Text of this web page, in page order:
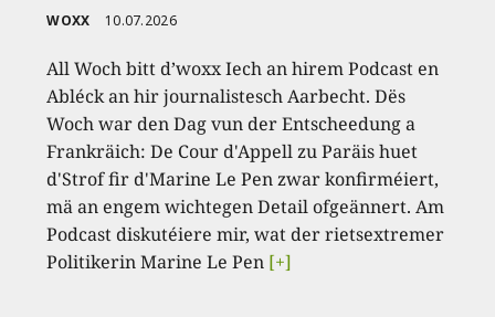
WOXX 10.07.2026
All Woch bitt d’woxx Iech an hirem Podcast en
Abléck an hir journalistesch Aarbecht. Dës
Woch war den Dag vun der Entscheedung a
Frankräich: De Cour d'Appell zu Paräis huet
d'Strof fir d'Marine Le Pen zwar konfirméiert,
mä an engem wichtegen Detail ofgeännert. Am
Podcast diskutéiere mir, wat der rietsextremer
Politikerin Marine Le Pen [+]